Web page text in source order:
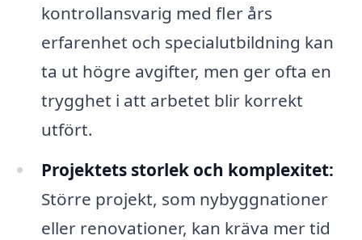
kontrollansvarig med fler års
erfarenhet och specialutbildning kan
ta ut högre avgifter, men ger ofta en
trygghet i att arbetet blir korrekt
utfört.
Projektets storlek och komplexitet:
Större projekt, som nybyggnationer
eller renovationer, kan kräva mer tid